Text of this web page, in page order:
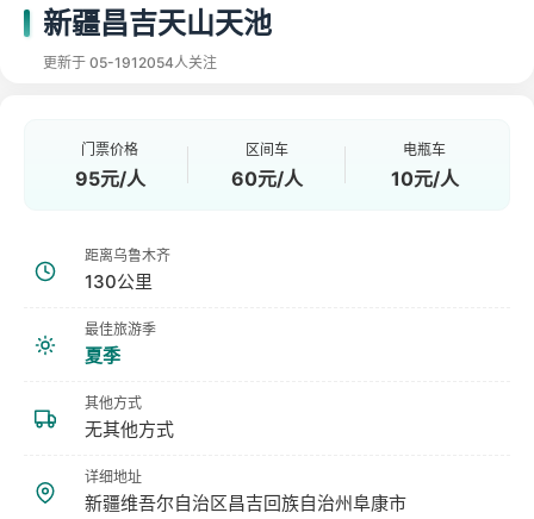
新疆昌吉天山天池
更新于 05-1912054人关注
门票价格
95元/人
区间车
60元/人
电瓶车
10元/人
距离乌鲁木齐
130公里
最佳旅游季
夏季
其他方式
无其他方式
详细地址
新疆维吾尔自治区昌吉回族自治州阜康市